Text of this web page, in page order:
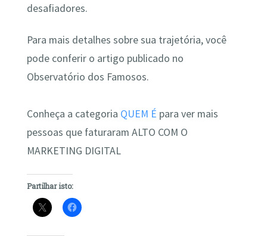
desafiadores.
Para mais detalhes sobre sua trajetória, você
pode conferir o artigo publicado no
Observatório dos Famosos.
Conheça a categoria QUEM É para ver mais
pessoas que faturaram ALTO COM O
MARKETING DIGITAL
Partilhar isto: